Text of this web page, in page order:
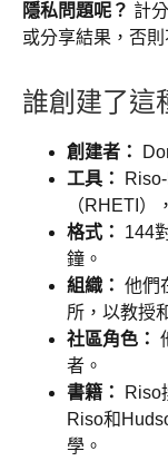
隱私問題呢？ 計
或分享結果，否
誰創建了這
創建者：
工具：
（RHETI）
格式：
144
鐘。
組織： 他們
所，以教授
社區角色：
者。
書籍：
Riso
Riso和
學。